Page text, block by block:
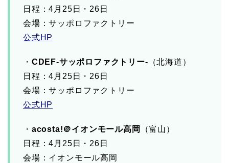
日程：4月25日・26日
会場：サッポロファクトリー
公式HP
・ CDEF-サッポロファクトリー- （北海道）
日程：4月25日・26日
会場：サッポロファクトリー
公式HP
・ acosta!＠イオンモール高岡
（富山）
日程：4月25日・26日
会場：イオンモール高岡